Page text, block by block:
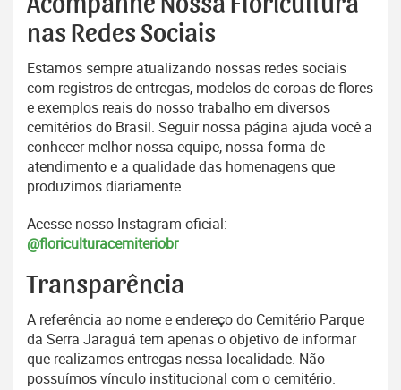
nas Redes Sociais
Estamos sempre atualizando nossas redes sociais
com registros de entregas, modelos de coroas de flores
e exemplos reais do nosso trabalho em diversos
cemitérios do Brasil. Seguir nossa página ajuda você a
conhecer melhor nossa equipe, nossa forma de
atendimento e a qualidade das homenagens que
produzimos diariamente.
Acesse nosso Instagram oficial:
@floriculturacemiteriobr
Transparência
A referência ao nome e endereço do Cemitério Parque
da Serra Jaraguá tem apenas o objetivo de informar
que realizamos entregas nessa localidade. Não
possuímos vínculo institucional com o cemitério.